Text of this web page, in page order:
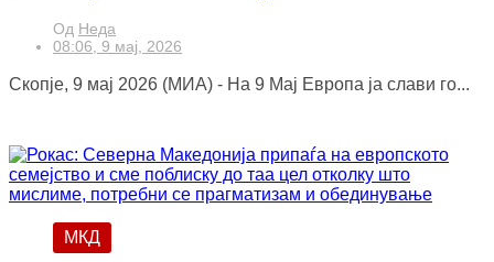
Од Неда
08:06, 9 мај, 2026
Скопје, 9 мај 2026 (МИА) - На 9 Мај Европа ја слави го...
МКД